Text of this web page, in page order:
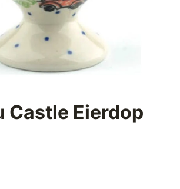
Castle Eierdop